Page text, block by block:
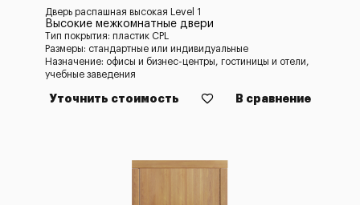
Дверь распашная высокая Level 1
Высокие межкомнатные двери
Тип покрытия: пластик CPL
Размеры: стандартные или индивидуальные
Назначение: офисы и бизнес-центры, гостиницы и отели,
учебные заведения
Уточнить стоимость В сравнение